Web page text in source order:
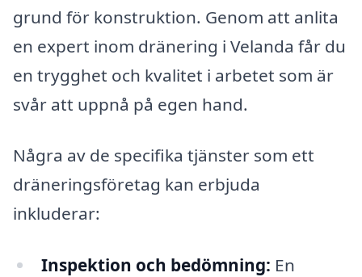
grund för konstruktion. Genom att anlita
en expert inom dränering i Velanda får du
en trygghet och kvalitet i arbetet som är
svår att uppnå på egen hand.
Några av de specifika tjänster som ett
dräneringsföretag kan erbjuda
inkluderar:
Inspektion och bedömning: En